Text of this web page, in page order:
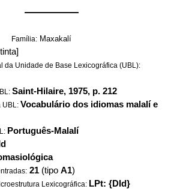
——————
Família: Maxakalí
da Unidade de Base Lexicográfica (UBL):
Saint-Hilaire, 1975, p. 212
UBL: Vocabulário dos idiomas malalí e
Português-Malalí
Id
21 (tipoA1)
Lexicográfica: LPt: {DId}